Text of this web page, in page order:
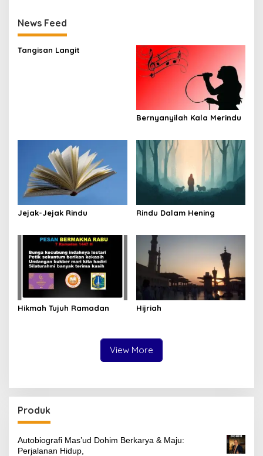
News Feed
Tangisan Langit
Bernyanyilah Kala Merindu
Jejak-Jejak Rindu Rindu Dalam Hening
Hikmah Tujuh Ramadan Hijriah
View More
Produk
Autobiografi Mas’ud Dohim Berkarya & Maju:
Perjalanan Hidup,